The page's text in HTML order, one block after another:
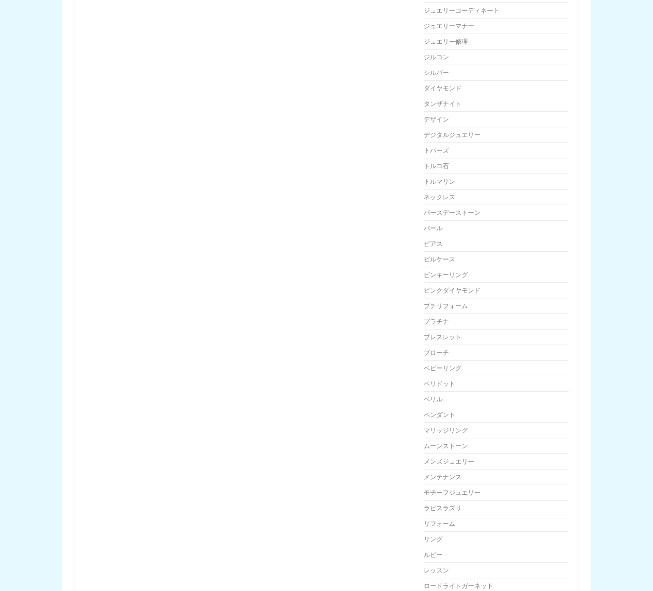
ジュエリーコーディネート
ジュエリーマナー
ジュエリー修理
ジルコン
シルバー
ダイヤモンド
タンザナイト
デザイン
デジタルジュエリー
トパーズ
トルコ石
トルマリン
ネックレス
バースデーストーン
パール
ピアス
ピルケース
ピンキーリング
ピンクダイヤモンド
プチリフォーム
プラチナ
ブレスレット
ブローチ
ベビーリング
ペリドット
ベリル
ペンダント
マリッジリング
ムーンストーン
メンズジュエリー
メンテナンス
モチーフジュエリー
ラピスラズリ
リフォーム
リング
ルビー
レッスン
ロードライトガーネット